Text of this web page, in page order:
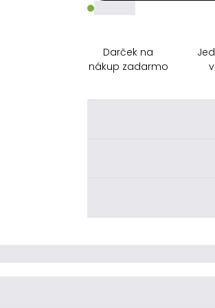
_____
Darček na
nákup zadarmo